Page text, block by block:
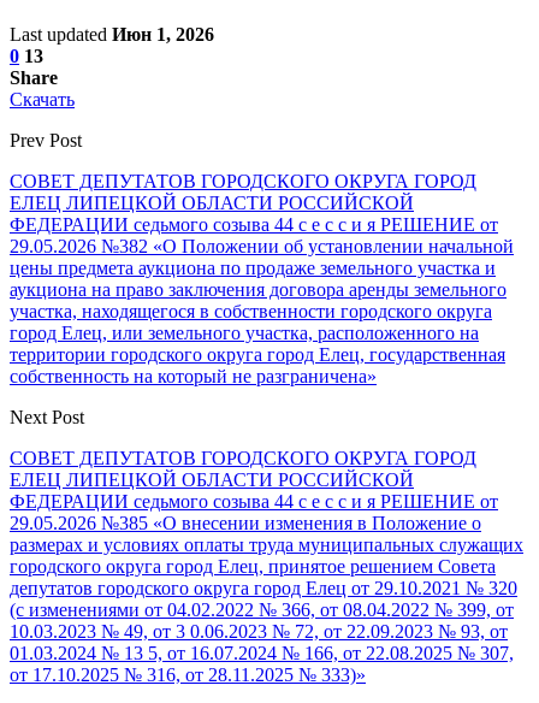
Last updated Июн 1, 2026
0 13
Share
Скачать
Prev Post
СОВЕТ ДЕПУТАТОВ ГОРОДСКОГО ОКРУГА ГОРОД
ЕЛЕЦ ЛИПЕЦКОЙ ОБЛАСТИ РОССИЙСКОЙ
ФЕДЕРАЦИИ седьмого созыва 44 с е с с и я РЕШЕНИЕ от
29.05.2026 №382 «О Положении об установлении начальной
цены предмета аукциона по продаже земельного участка и
аукциона на право заключения договора аренды земельного
участка, находящегося в собственности городского округа
город Елец, или земельного участка, расположенного на
территории городского округа город Елец, государственная
собственность на который не разграничена»
Next Post
СОВЕТ ДЕПУТАТОВ ГОРОДСКОГО ОКРУГА ГОРОД
ЕЛЕЦ ЛИПЕЦКОЙ ОБЛАСТИ РОССИЙСКОЙ
ФЕДЕРАЦИИ седьмого созыва 44 с е с с и я РЕШЕНИЕ от
29.05.2026 №385 «О внесении изменения в Положение о
размерах и условиях оплаты труда муниципальных служащих
городского округа город Елец, принятое решением Совета
депутатов городского округа город Елец от 29.10.2021 № 320
(с изменениями от 04.02.2022 № 366, от 08.04.2022 № 399, от
10.03.2023 № 49, от 3 0.06.2023 № 72, от 22.09.2023 № 93, от
01.03.2024 № 13 5, от 16.07.2024 № 166, от 22.08.2025 № 307,
от 17.10.2025 № 316, от 28.11.2025 № 333)»